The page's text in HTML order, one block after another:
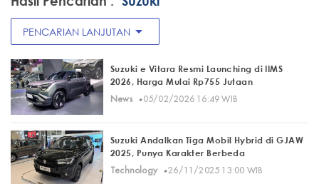
PENCARIAN LANJUTAN arrow_drop_down
Suzuki e Vitara Resmi Launching di IIMS
2026, Harga Mulai Rp755 Jutaan
News· 05/02/2026 16:49 WIB
Suzuki Andalkan Tiga Mobil Hybrid di GJAW
2025, Punya Karakter Berbeda
Technology
· 26/11/2025 13:00 WIB